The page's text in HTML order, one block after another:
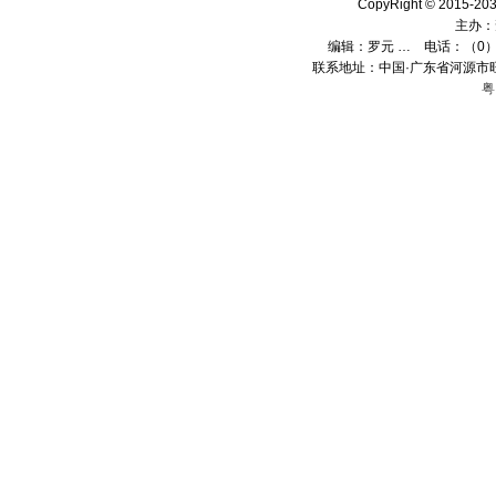
CopyRight © 2015-
主办：
编辑： 罗元 … 电话：（0
联系地址：中国·广东省河源